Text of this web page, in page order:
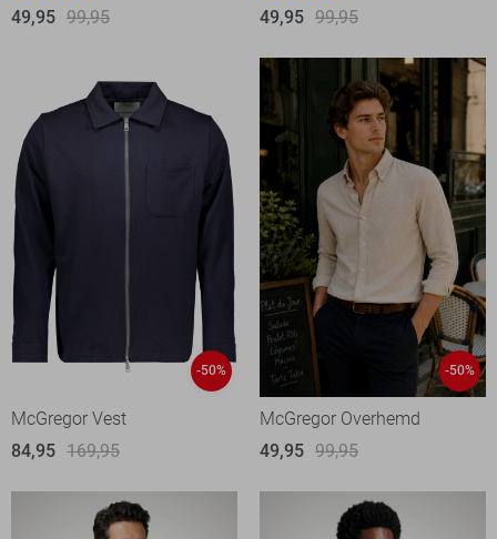
49,95 99,95 49,95 99,95
-50%
McGregor Vest
84,95 169,95
-50%
McGregor Overhemd
49,95 99,95